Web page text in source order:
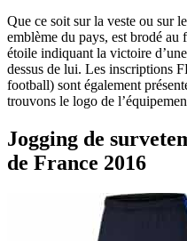
Que ce soit sur la veste ou sur
emblème du pays, est brodé
étoile indiquant la victoire
dessus de lui. Les inscriptions
football) sont également
trouvons le logo de
Jogging de
de France 2016